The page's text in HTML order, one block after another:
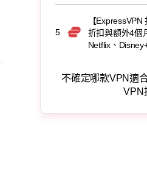
5
【
折扣與額外4個
Netflix、
不確定哪款VPN適
VPN